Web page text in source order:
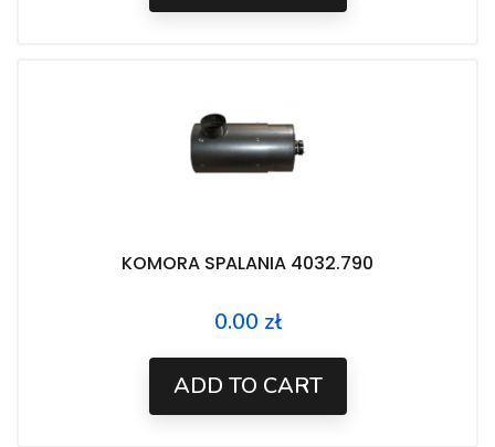
KOMORA SPALANIA 4032.790
Price
0.00 zł
ADD TO CART